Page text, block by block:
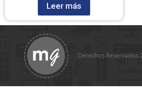
Leer más
Derechos